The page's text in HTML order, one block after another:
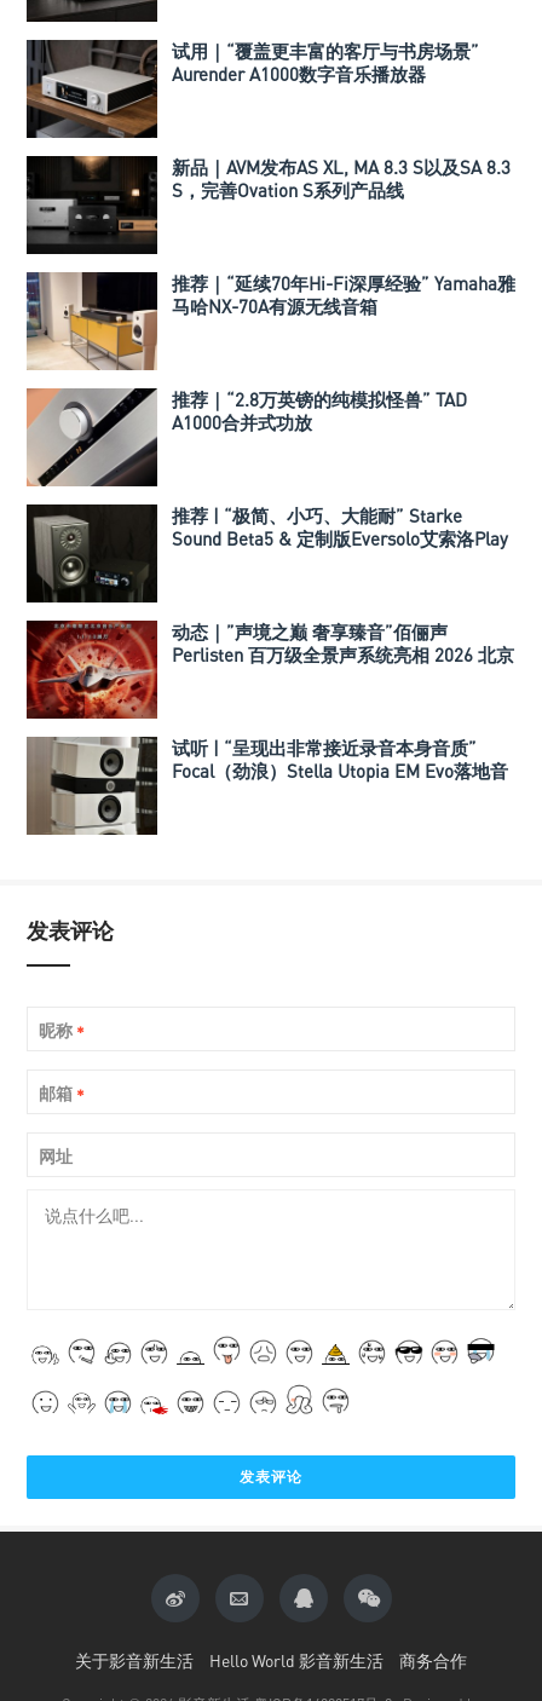
试用｜“覆盖更丰富的客厅与书房场景”
Aurender A1000数字音乐播放器
新品｜AVM发布AS XL, MA 8.3 S以及SA 8.3
S，完善Ovation S系列产品线
推荐｜“延续70年Hi-Fi深厚经验” Yamaha雅
马哈NX-70A有源无线音箱
推荐｜“2.8万英镑的纯模拟怪兽” TAD
A1000合并式功放
推荐 | “极简、小巧、大能耐” Starke
Sound Beta5 & 定制版Eversolo艾索洛Play
动态｜”声境之巅 奢享臻音”佰俪声
Perlisten 百万级全景声系统亮相 2026 北京
试听 | “呈现出非常接近录音本身音质”
Focal（劲浪）Stella Utopia EM Evo落地音
发表评论
昵称 *
邮箱 *
网址
关于影音新生活 Hello World 影音新生活 商务合作